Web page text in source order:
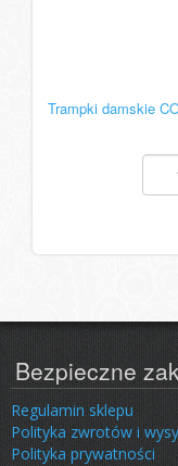
Trampki damskie
Bezpieczne
Regulamin sklepu
Polityka zwrotów i
Polityka prywatności